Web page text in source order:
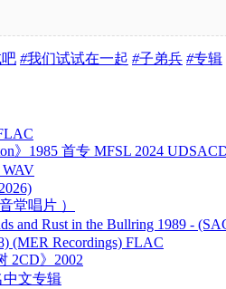
#我们试试在一起 #子弟兵 #专辑
》1985 首专 MFSL 2024
堂唱片 ）
and Rust in the Bullring 1989 -
(MER Recordings) FLAC
2CD》2002
中文专辑